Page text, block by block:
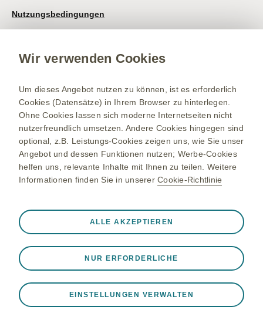
Nutzungsbedingungen
Kontakt/Nebenwirkung melden
Bestellservice
Therapiegebiete
Meningokokken-Erkrankungen
Gürtelrose-Erkrankung
RSV-Erkrankung
©2026 GlaxoSmithKline GmbH & Co. KG. Alle Rechte
vorbehalten.
NP-DE-NA-WCNT-240002, Jul26
Wir verwenden Cookies
Um dieses Angebot nutzen zu können, ist es erforderlich
Cookies (Datensätze) in Ihrem Browser zu hinterlegen.
Ohne Cookies lassen sich moderne Internetseiten nicht
nutzerfreundlich umsetzen. Andere Cookies hingegen sind
optional, z.B. Leistungs-Cookies zeigen uns, wie Sie unser
Angebot und dessen Funktionen nutzen; Werbe-Cookies
helfen uns, relevante Inhalte mit Ihnen zu teilen. Weitere
Informationen finden Sie in unserer Cookie-Richtlinie
Nur unbedingt erforderliche Cookies
❮
funktioniert, z. B. um Sitzungsdaten während eines
Website-Besuchs zu speichern, Cookie- und Tag-
zu gewährleisten. Darüber hinaus werden einige Cookies
als Reaktion auf von Ihnen vorgenommene Aktionen
NUR ERFORDERLICHE
EINSTELLUNGEN VERWALTEN
ALLE AKZEPTIEREN